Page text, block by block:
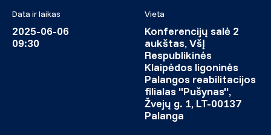
Data ir laikas
2025-06-06
09:30
Vieta
Konferencijų salė 2
aukštas, VšĮ
Respublikinės
Klaipėdos ligoninės
Palangos reabilitacijos
filialas "Pušynas",
Žvejų g. 1, LT-00137
Palanga